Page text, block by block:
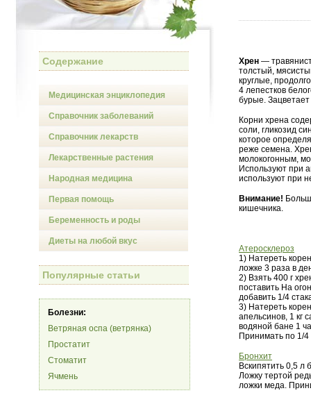
Содержание
Медицинская энциклопедия
Справочник заболеваний
Справочник лекарств
Лекарственные растения
Народная медицина
Первая помощь
Беременность и роды
Диеты на любой вкус
Популярные статьи
Болезни:
Ветряная оспа (ветрянка)
Простатит
Стоматит
Ячмень
Хрен —
толстый,
круглые,
4 лепестков
бурые.
Корни хрена
соли, гликозид
которое
реже семена.
молокогонным,
Используют при
используют при
Внимание!
кишечника.
Атеросклероз
1) Натереть
ложке 3 раза в
2) Взять 400 г
поставить На
добавить 1/4
3) Натереть
апельсинов, 1 кг
водяной бане 1
Принимать по 1/4
Бронхит
Вскипятить 0,5 л
Ложку тертой
ложки меда.